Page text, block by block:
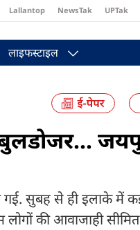
Lallantop NewsTak UPTak
लाइफस्टाइल
गई. सुबह से ही इलाके में
की आवाजाही